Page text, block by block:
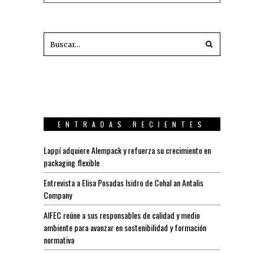
ENTRADAS RECIENTES
Lappí adquiere Alempack y refuerza su crecimiento en
packaging flexible
Entrevista a Elisa Posadas Isidro de Cohal an Antalis
Company
AIFEC reúne a sus responsables de calidad y medio
ambiente para avanzar en sostenibilidad y formación
normativa